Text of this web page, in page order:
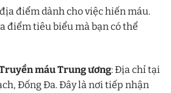
điểm dành cho việc hiến máu.
điểm tiêu biểu mà bạn có thể
máu Trung ương: Địa chỉ tại
Đống Đa. Đây là nơi tiếp nhận